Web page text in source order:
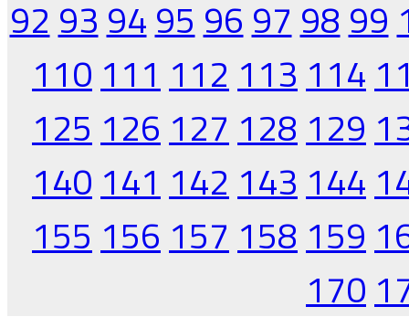
92 93 94 95 96 97 98 99
110 111 112 113 114
125 126 127 128 129
140 141 142 143 144
155 156 157 158 159
170